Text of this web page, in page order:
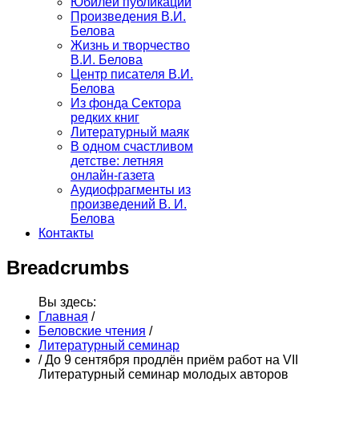
Произведения В.И.
Белова
Жизнь и творчество
В.И. Белова
Центр писателя В.И.
Белова
Из фонда Сектора
редких книг
Литературный маяк
В одном счастливом
детстве: летняя
онлайн-газета
Аудиофрагменты из
произведений В. И.
Белова
Контакты
Breadcrumbs
Вы здесь:
Главная /
Беловские чтения /
Литературный семинар
/ До 9 сентября продлён приём работ на VII
Литературный семинар молодых авторов